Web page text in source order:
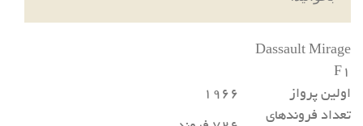
Dassault Mirage
F۱
اولین پرواز
۱۹۶۶
تعداد فروندهای